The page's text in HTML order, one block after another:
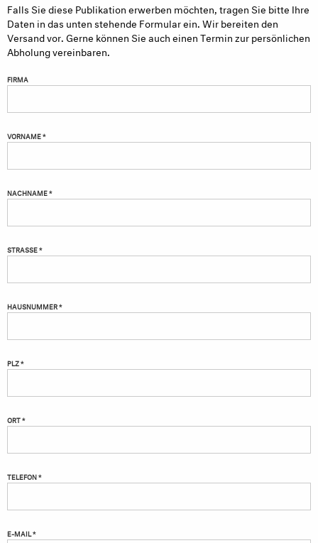
Falls Sie diese Publikation erwerben möchten, tragen Sie bitte Ihre
Daten in das unten stehende Formular ein. Wir bereiten den
Versand vor. Gerne können Sie auch einen Termin zur persönlichen
Abholung vereinbaren.
FIRMA
VORNAME *
NACHNAME *
STRASSE *
HAUSNUMMER *
PLZ *
ORT *
TELEFON *
E-MAIL *